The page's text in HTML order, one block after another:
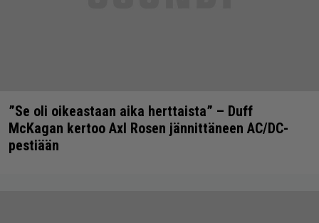
”Se oli oikeastaan aika herttaista” – Duff
McKagan kertoo Axl Rosen jännittäneen AC/DC-
pestiään